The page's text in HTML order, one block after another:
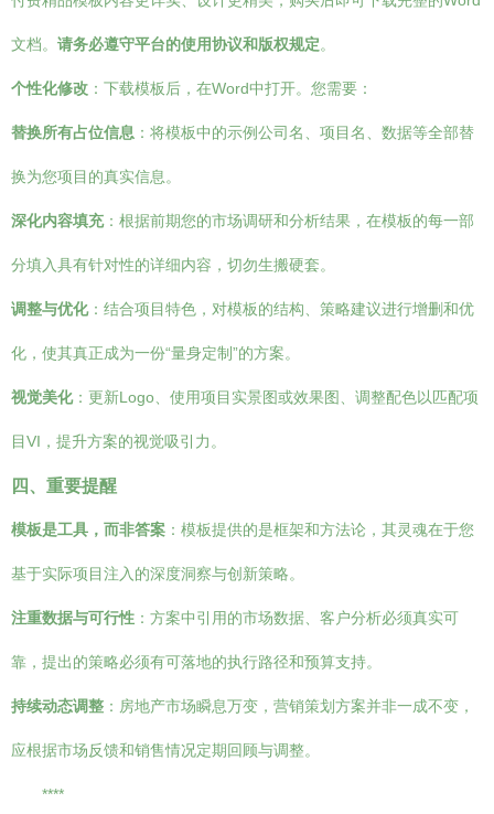
文档。 请务必遵守平台的使用协议和版权规定。
个性化修改 ：下载模板后，在Word中打开。您需要：
替换所有占位信息 ：将模板中的示例公司名、项目名、数据等全部替
换为您项目的真实信息。
深化内容填充：根据前期您的市场调研和分析结果，在模板的每一部
分填入具有针对性的详细内容，切勿生搬硬套。
调整与优化：结合项目特色，对模板的结构、策略建议进行增删和优
化，使其真正成为一份“量身定制”的方案。
视觉美化：更新Logo、使用项目实景图或效果图、调整配色以匹配项
目VI，提升方案的视觉吸引力。
四、重要提醒
模板是工具，而非答案 ：模板提供的是框架和方法论，其灵魂在于您
基于实际项目注入的深度洞察与创新策略。
注重数据与可行性 ：方案中引用的市场数据、客户分析必须真实可
靠，提出的策略必须有可落地的执行路径和预算支持。
持续动态调整 ：房地产市场瞬息万变，营销策划方案并非一成不变，
应根据市场反馈和销售情况定期回顾与调整。
****